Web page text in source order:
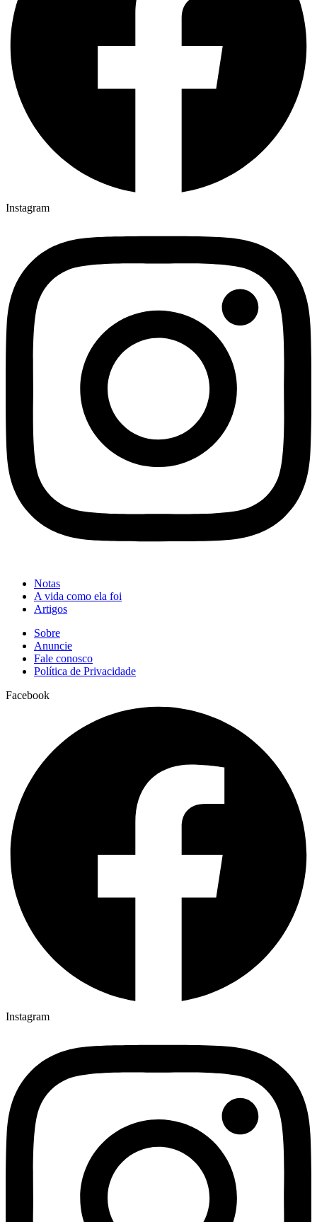
Instagram
Notas
A vida como ela foi
Artigos
Sobre
Anuncie
Fale conosco
Política de Privacidade
Facebook
Instagram